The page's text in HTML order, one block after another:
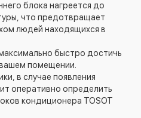
блока нагреется до
что предотвращает
людей находящихся в
быстро достичь
помещении.
в случае появления
оперативно определить
кондиционера TOSOT